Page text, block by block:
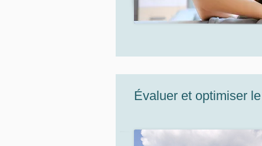
Évaluer et optimiser